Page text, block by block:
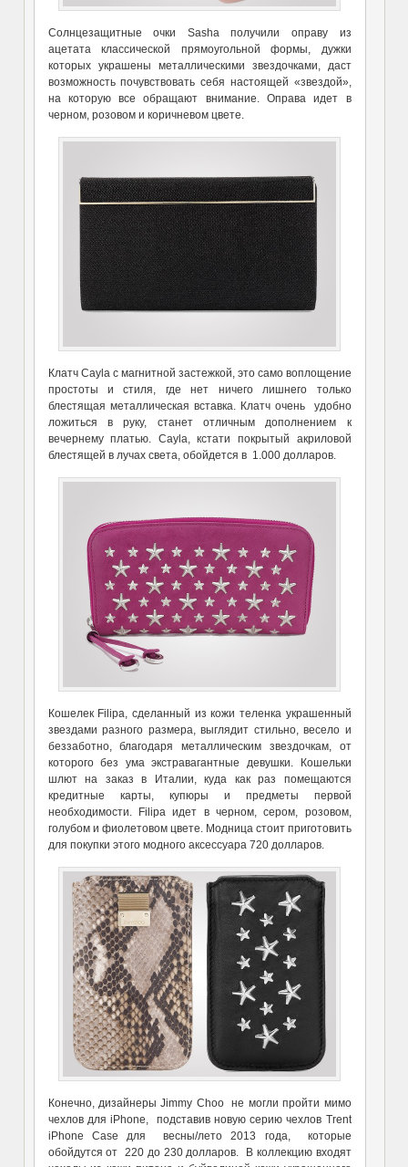
Солнцезащитные очки Sasha получили оправу из
ацетата классической прямоугольной формы, дужки
которых украшены металлическими звездочками, даст
возможность почувствовать себя настоящей «звездой»,
на которую все обращают внимание. Оправа идет в
черном, розовом и коричневом цвете.
Клатч Cayla с магнитной застежкой, это само воплощение
простоты и стиля, где нет ничего лишнего только
блестящая металлическая вставка. Клатч очень удобно
ложиться в руку, станет отличным дополнением к
вечернему платью. Cayla, кстати покрытый акриловой
блестящей в лучах света, обойдется в 1.000 долларов.
Кошелек Filipa, сделанный из кожи теленка украшенный
звездами разного размера, выглядит стильно, весело и
беззаботно, благодаря металлическим звездочкам, от
которого без ума экстравагантные девушки. Кошельки
шлют на заказ в Италии, куда как раз помещаются
кредитные карты, купюры и предметы первой
необходимости. Filipa идет в черном, сером, розовом,
голубом и фиолетовом цвете. Модница стоит приготовить
для покупки этого модного аксессуара 720 долларов.
Конечно, дизайнеры Jimmy Choo не могли пройти мимо
чехлов для iPhone, подставив новую серию чехлов Trent
iPhone Case для весны/лето 2013 года, которые
обойдутся от 220 до 230 долларов. В коллекцию входят